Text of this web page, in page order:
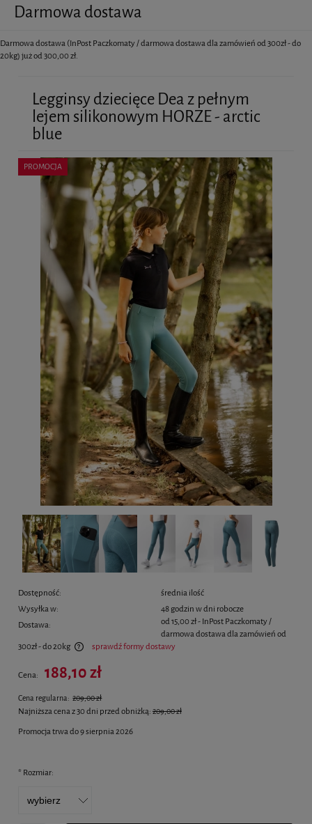
Darmowa dostawa
Darmowa dostawa (InPost Paczkomaty / darmowa dostawa dla zamówień od 300zł - do
20kg) już od 300,00 zł.
Legginsy dziecięce Dea z pełnym
lejem silikonowym HORZE - arctic
blue
PROMOCJA
Dostępność:
średnia ilość
Wysyłka w:
48 godzin w dni robocze
Dostawa:
od 15,00 zł- InPost Paczkomaty /
darmowa dostawa dla zamówień od
300zł - do 20kg
sprawdź formy dostawy
Cena: 188,10 zł
Cena regularna: 209,00 zł
Najniższa cena z 30 dni przed obniżką: 209,00 zł
Promocja trwa do 9 sierpnia 2026
*Rozmiar: